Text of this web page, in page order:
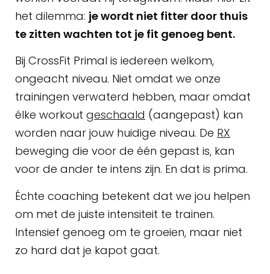
het dilemma: je wordt niet fitter door thuis
te zitten wachten tot je fit genoeg bent.
Bij CrossFit Primal is iedereen welkom,
ongeacht niveau. Niet omdat we onze
trainingen verwaterd hebben, maar omdat
élke workout geschaald (aangepast) kan
worden naar jouw huidige niveau. De RX
beweging die voor de één gepast is, kan
voor de ander te intens zijn. En dat is prima.
Échte coaching betekent dat we jou helpen
om met de juiste intensiteit te trainen.
Intensief genoeg om te groeien, maar niet
zo hard dat je kapot gaat.